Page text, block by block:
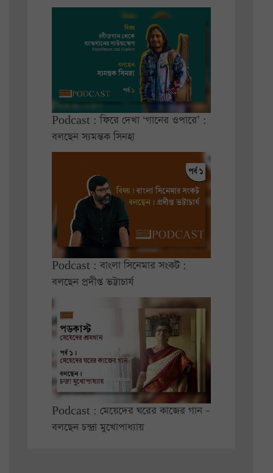
Podcast : ফিরে দেখা ‘গানের ওপারে’ :
বলছেন স্যমন্তক সিনহা
Podcast : বাংলা সিনেমার সংকট :
বলছেন প্রদীপ্ত ভট্টাচার্য
Podcast : মেয়েদের ঘরের কাজের গান –
বলছেন চন্দ্রা মুখোপাধ্যায়